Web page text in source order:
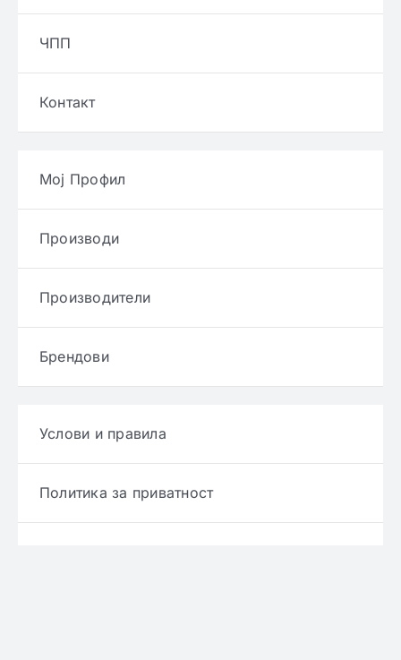
ЧПП
Контакт
Мој Профил
Производи
Производители
Брендови
Услови и правила
Политика за приватност